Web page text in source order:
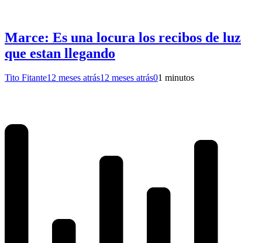
Marce: Es una locura los recibos de luz
que estan llegando
Tito Fitante12 meses atrás12 meses atrás01 minutos